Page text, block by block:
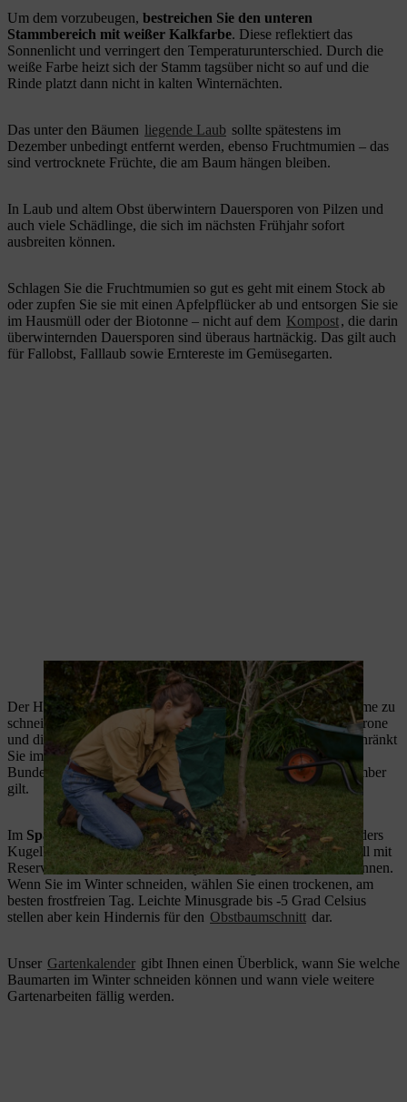
Um dem vorzubeugen, bestreichen Sie den unteren
Stammbereich mit weißer Kalkfarbe. Diese reflektiert das
Sonnenlicht und verringert den Temperaturunterschied. Durch die
weiße Farbe heizt sich der Stamm tagsüber nicht so auf und die
Rinde platzt dann nicht in kalten Winternächten.
Das unter den Bäumen liegende Laub sollte spätestens im
Dezember unbedingt entfernt werden, ebenso Fruchtmumien – das
sind vertrocknete Früchte, die am Baum hängen bleiben.
In Laub und altem Obst überwintern Dauersporen von Pilzen und
auch viele Schädlinge, die sich im nächsten Frühjahr sofort
ausbreiten können.
Schlagen Sie die Fruchtmumien so gut es geht mit einem Stock ab
oder zupfen Sie sie mit einen Apfelpflücker ab und entsorgen Sie sie
im Hausmüll oder der Biotonne – nicht auf dem Kompost, die darin
überwinternden Dauersporen sind überaus hartnäckig. Das gilt auch
für Fallobst, Falllaub sowie Erntereste im Gemüsegarten.
Unkraut und altes Laub werden im Garten entfernt.
Der Herbst und der Winter eignen sich hervorragend, um Bäume zu
schneiden, da diese laubfrei sind und Sie die Form der Baumkrone
und die einzelnen Äste jetzt gut im Blick haben. Außerdem schränkt
Sie im Winter das Heckenschnittverbot nicht ein, das laut
Bundesnaturschutzgesetz nur vom 1. März bis zum 30. September
gilt.
Im Spätwintervon Januar bis Anfang März verkraften besonders
Kugelbäume oder Obstbäume einen Schnitt gut, da sie randvoll mit
Reservestoffen sind und im Frühjahr kräftig neu austreiben können.
Wenn Sie im Winter schneiden, wählen Sie einen trockenen, am
besten frostfreien Tag. Leichte Minusgrade bis -5 Grad Celsius
stellen aber kein Hindernis für den Obstbaumschnitt dar.
Unser Gartenkalender gibt Ihnen einen Überblick, wann Sie welche
Baumarten im Winter schneiden können und wann viele weitere
Gartenarbeiten fällig werden.